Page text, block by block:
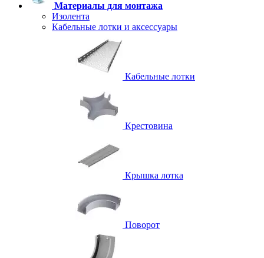
Материалы для монтажа
Изолента
Кабельные лотки и аксессуары
Кабельные лотки
Крестовина
Крышка лотка
Поворот